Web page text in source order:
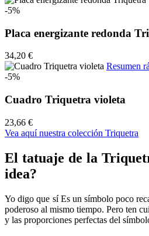
-5%
Placa energizante redonda
34,20 €
Resumen
-5%
Cuadro Triquetra violeta
23,66 €
Vea aquí nuestra colección Triquetra
El tatuaje de la
idea?
Yo digo que sí Es un símbolo poco
poderoso al mismo tiempo. Pero ten
y las proporciones perfectas del